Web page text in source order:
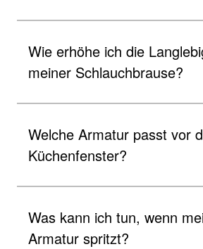
Wie erhöhe ich die
meiner Schlauchbrause?
Welche Armatur passt vor
Küchenfenster?
Was kann ich tun, wenn
Armatur spritzt?